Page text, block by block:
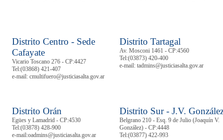
Distrito Centro - Sede
Cafayate
Vicario Toscano 276 - CP:4427
Tel:(03868) 421-407
e-mail: cmultifuero@justiciasalta.gov.ar
Distrito Tartagal
Av. Mosconi 1461 - CP:4560
Tel:(03873) 420-400
e-mail: tadmins@justiciasalta.gov.ar
Distrito Orán
Egües y Lamadrid - CP:4530
Tel:(03878) 428-900
e-mail:oadmins@justiciasalta.gov.ar
Distrito Sur - J.V.
Belgrano 210 - Esq. 9 de Julio (Joaquín V.
González) - CP:4448
Tel:(03877) 422-993